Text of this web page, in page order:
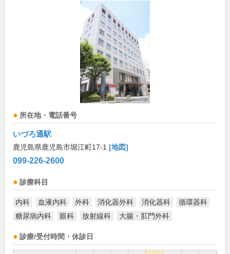
所在地・電話番号
いづろ通駅
鹿児島県鹿児島市堀江町17-1 [地図]
099-226-2600
診療科目
内科 血液内科 外科 消化器外科 消化器科
循環器科
糖尿病内科
眼科 放射線科 大腸・肛門外科
診療/受付時間・休診日